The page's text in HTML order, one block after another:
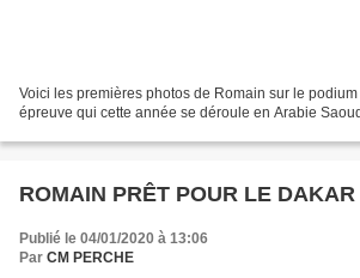
Voici les premières photos de Romain sur le
épreuve qui cette année se déroule en Arabie
ROMAIN PRÊT POUR LE DAKAR
Publié le 04/01/2020 à 13:06
Par CM PERCHE